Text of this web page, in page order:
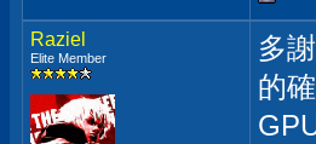
Raziel
Elite Member
多
的